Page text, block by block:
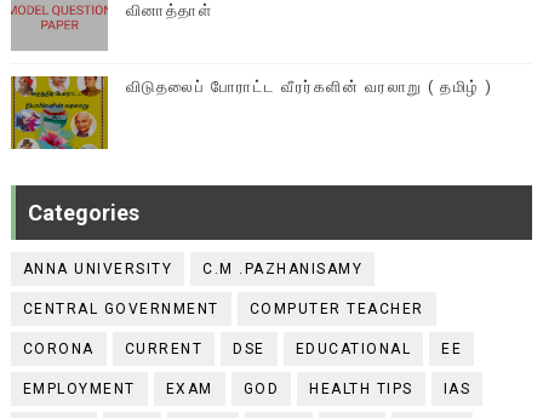
வினாத்தாள்
விடுதலைப் போராட்ட வீரர்களின் வரலாறு ( தமிழ் )
Categories
ANNA UNIVERSITY C.M .PAZHANISAMY
CENTRAL GOVERNMENT COMPUTER TEACHER
CORONA CURRENT DSE EDUCATIONAL EE
EMPLOYMENT EXAM GOD HEALTH TIPS IAS